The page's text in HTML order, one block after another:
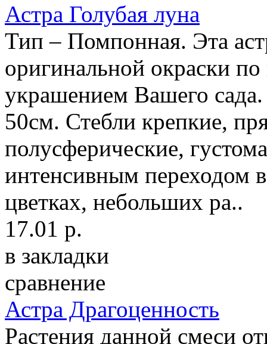
Астра Голубая луна
Тип – Помпонная. Эта
оригинальной окраски
украшением Вашего
50см. Стебли крепкие,
полусферические,
интенсивным переходом
цветках, небольших ра..
17.01 р.
в закладки
сравнение
Астра Драгоценность
Растения данной смеси